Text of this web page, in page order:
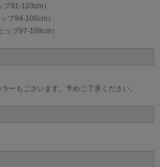
91-103cm）
プ94-106cm）
プ97-109cm）
ーもございます。予めご了承ください。